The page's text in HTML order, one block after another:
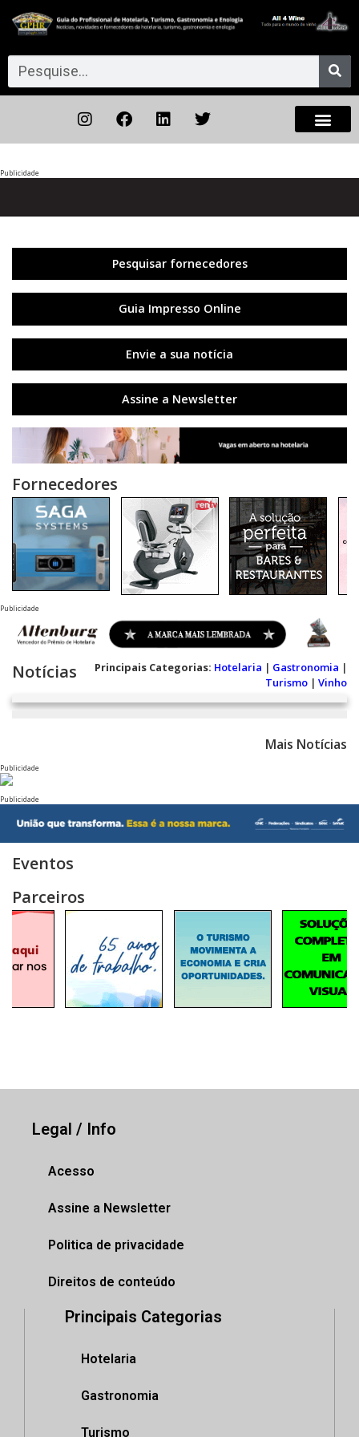
Publicidade
Pesquisar fornecedores
Guia Impresso Online
Envie a sua notícia
Assine a Newsletter
Fornecedores
Publicidade
Notícias Principais Categorias: Hotelaria | Gastronomia |
Turismo | Vinho
Mais Notícias
Publicidade
Publicidade
Eventos
Parceiros
Legal / Info
Acesso
Assine a Newsletter
Politica de privacidade
Direitos de conteúdo
Principais Categorias
Hotelaria
Gastronomia
Turismo